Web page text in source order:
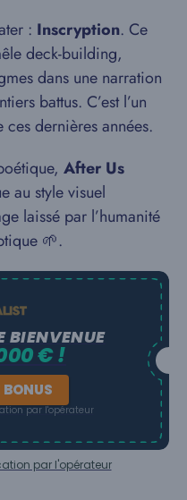
: Inscryption. Ce
deck-building,
dans une narration
battus. C’est l’un
ces dernières années.
After Us
au style visuel
laissé par l’humanité
🌱.
BIENVENUE
€ !
BONUS
par l'opérateur
par l'opérateur